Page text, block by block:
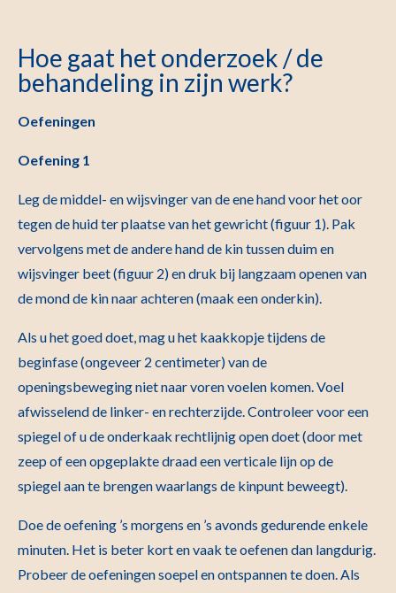
Hoe gaat het onderzoek / de
behandeling in zijn werk?
Oefeningen
Oefening 1
Leg de middel- en wijsvinger van de ene hand voor het oor
tegen de huid ter plaatse van het gewricht (figuur 1). Pak
vervolgens met de andere hand de kin tussen duim en
wijsvinger beet (figuur 2) en druk bij langzaam openen van
de mond de kin naar achteren (maak een onderkin).
Als u het goed doet, mag u het kaakkopje tijdens de
beginfase (ongeveer 2 centimeter) van de
openingsbeweging niet naar voren voelen komen. Voel
afwisselend de linker- en rechterzijde. Controleer voor een
spiegel of u de onderkaak rechtlijnig open doet (door met
zeep of een opgeplakte draad een verticale lijn op de
spiegel aan te brengen waarlangs de kinpunt beweegt).
Doe de oefening ’s morgens en ’s avonds gedurende enkele
minuten. Het is beter kort en vaak te oefenen dan langdurig.
Probeer de oefeningen soepel en ontspannen te doen. Als